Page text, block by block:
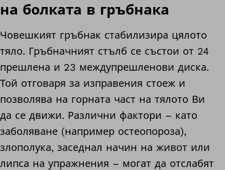
на болката в гръбнака
Човешкият гръбнак стабилизира цялото
тяло. Гръбначният стълб се състои от 24
прешлена и 23 междупрешленови диска.
Той отговаря за изправения стоеж и
позволява на горната част на тялото Ви
да се движи. Различни фактори – като
заболяване (например остеопороза),
злополука, заседнал начин на живот или
липса на упражнения – могат да отслабят